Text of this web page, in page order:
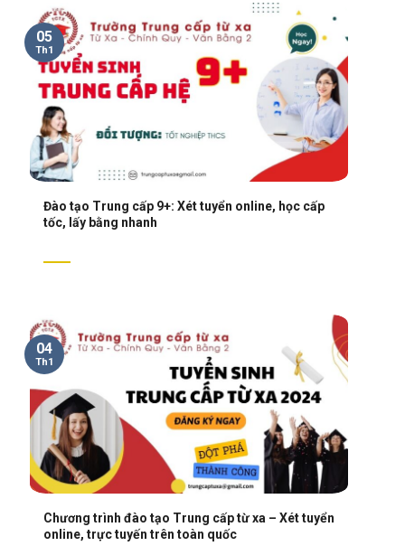
Đào tạo Trung cấp 9+: Xét tuyển online, học cấp
tốc, lấy bằng nhanh
05
Th1
Chương trình đào tạo Trung cấp từ xa – Xét tuyển
online, trực tuyến trên toàn quốc
04
Th1